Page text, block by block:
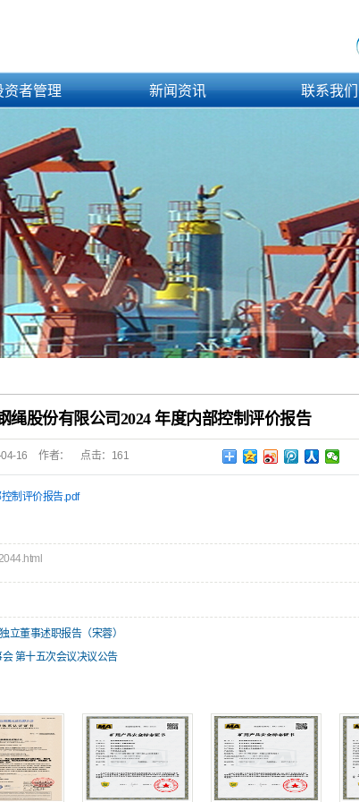
资者管理
公司公告
财务报告
新闻资讯
行业新闻
联系我们
绳股份有限公司2024 年度内部控制评价报告
16 作者： 点击： 161
制评价报告.pdf
立董事述职报告（宋蓉）
第十五次会议决议公告